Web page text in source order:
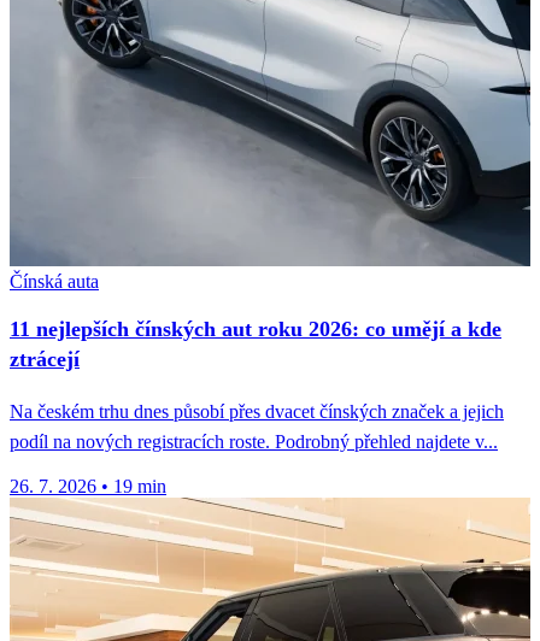
Čínská auta
11 nejlepších čínských aut roku 2026: co umějí a kde
ztrácejí
Na českém trhu dnes působí přes dvacet čínských značek a jejich
podíl na nových registracích roste. Podrobný přehled najdete v...
26. 7. 2026 • 19 min